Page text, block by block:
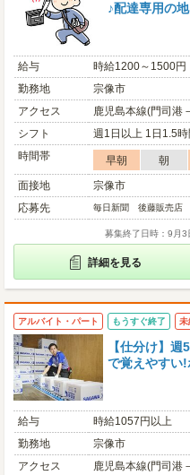
♪配達専用の
給与
時給1200～1500円
勤務地
宗像市
アクセス
鹿児島本線(門司港
シフト
週1日以上 1日1.5
時間帯
早朝 朝
面接地
宗像市
応募先
毎日新聞 後藤販売店
募集終了日時：9月3
詳細を見る
アルバイト・パート もうすぐ終了 未
【仕分け】
で覚えやすい!
給与
時給1057円以上
勤務地
宗像市
アクセス
鹿児島本線(門司港